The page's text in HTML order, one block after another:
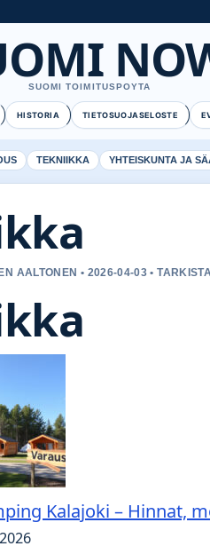
SUOMI TOIMITUSPOYTA
HISTORIA TIETOSUOJASELOSTE
TEKNIIKKA YHTEISKUNTA JA
AALTONEN • 2026-04-03 •
Kalajoki – Hinnat,